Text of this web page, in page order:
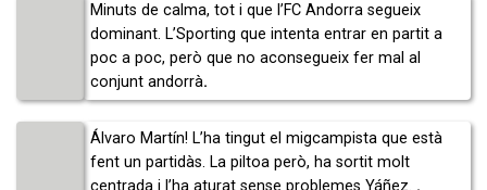
Minuts de calma, tot i que l’FC Andorra segueix
dominant. L’Sporting que intenta entrar en partit a
poc a poc, però que no aconsegueix fer mal al
conjunt andorrà.
Álvaro Martín! L’ha tingut el migcampista que està
fent un partidàs. La piltoa però, ha sortit molt